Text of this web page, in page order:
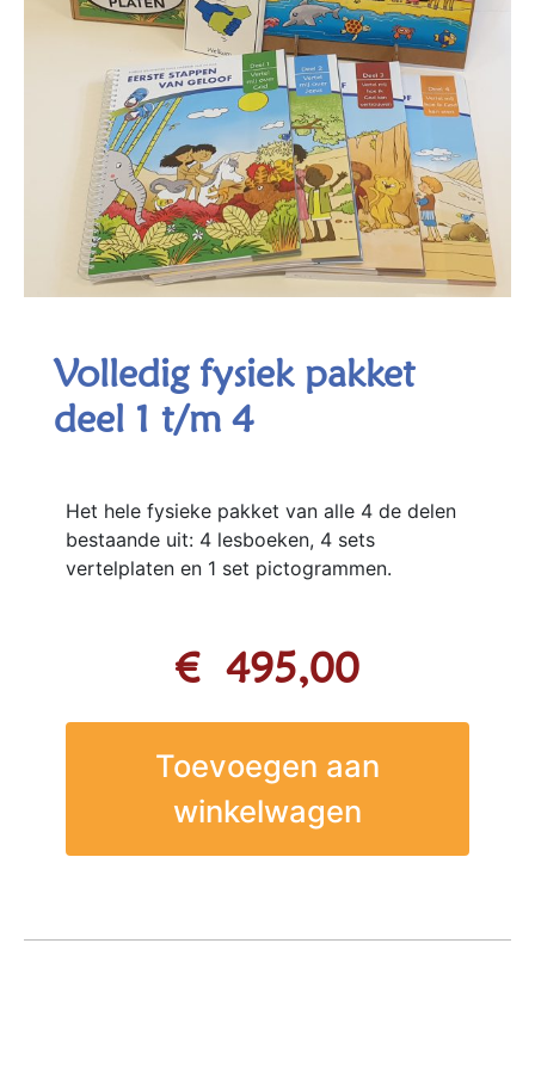
Volledig fysiek pakket
deel 1 t/m 4
Het hele fysieke pakket van alle 4 de delen
bestaande uit: 4 lesboeken, 4 sets
vertelplaten en 1 set pictogrammen.
€ 495,00
Toevoegen aan
winkelwagen